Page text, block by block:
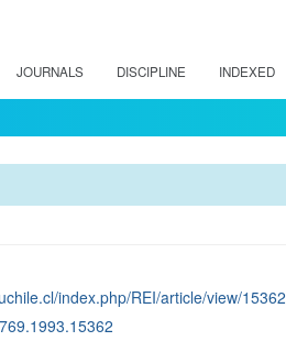
JOURNALS DISCIPLINE INDEXED
index.php/REI/article/view/15362